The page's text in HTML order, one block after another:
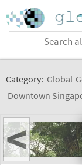
Category: Global-
Downtown
<